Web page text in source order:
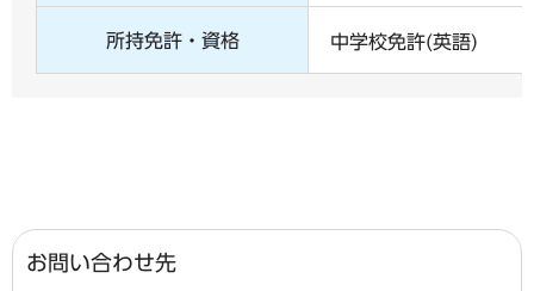
所持免許・資格 中学校免許(英語)
お問い合わせ先